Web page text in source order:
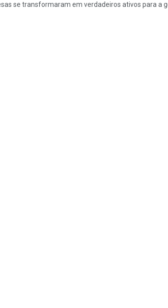
se transformaram em verdadeiros ativos para a